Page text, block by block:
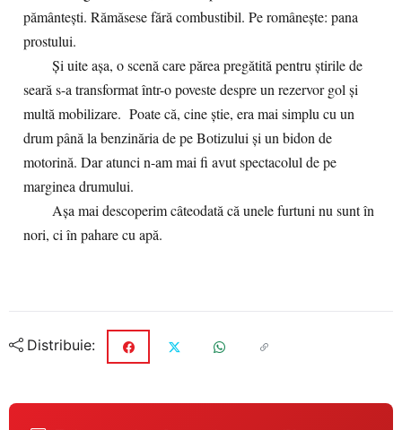
pământești. Rămăsese fără combustibil. Pe românește: pana
prostului.
Și uite așa, o scenă care părea pregătită pentru știrile de
seară s-a transformat într-o poveste despre un rezervor gol și
multă mobilizare. Poate că, cine știe, era mai simplu cu un
drum până la benzinăria de pe Botizului și un bidon de
motorină. Dar atunci n-am mai fi avut spectacolul de pe
marginea drumului.
Așa mai descoperim câteodată că unele furtuni nu sunt în
nori, ci în pahare cu apă.
Distribuie: